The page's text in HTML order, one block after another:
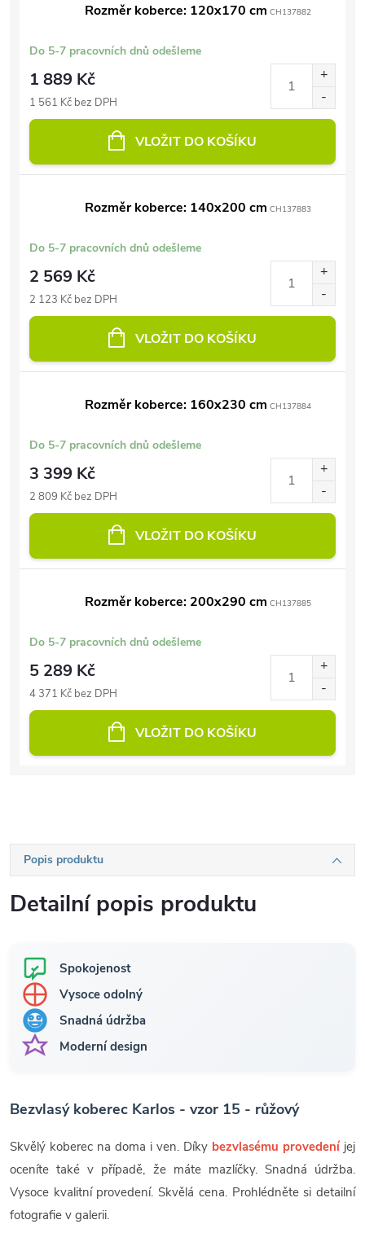
Rozměr koberce: 120x170 cm CH137882
Do 5-7 pracovních dnů odešleme
1 889 Kč
1 561 Kč bez DPH
VLOŽIT DO KOŠÍKU
Rozměr koberce: 140x200 cm CH137883
Do 5-7 pracovních dnů odešleme
2 569 Kč
2 123 Kč bez DPH
VLOŽIT DO KOŠÍKU
Rozměr koberce: 160x230 cm CH137884
Do 5-7 pracovních dnů odešleme
3 399 Kč
2 809 Kč bez DPH
VLOŽIT DO KOŠÍKU
Rozměr koberce: 200x290 cm CH137885
Do 5-7 pracovních dnů odešleme
5 289 Kč
4 371 Kč bez DPH
VLOŽIT DO KOŠÍKU
Popis produktu
Detailní popis produktu
Spokojenost
Vysoce odolný
Snadná údržba
Moderní design
Bezvlasý koberec Karlos - vzor 15 - růžový
Skvělý koberec na doma i ven. Díky bezvlasému provedení jej
oceníte také v případě, že máte mazlíčky. Snadná údržba.
Vysoce kvalitní provedení. Skvělá cena. Prohlédněte si detailní
fotografie v galerii.